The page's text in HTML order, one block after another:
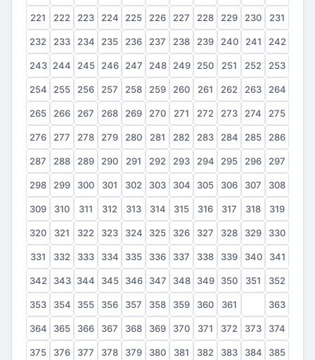
221 222 223 224 225 226 227 228 229 230 231
232 233 234 235 236 237 238 239 240 241 242
243 244 245 246 247 248 249 250 251 252 253
254 255 256 257 258 259 260 261 262 263 264
265 266 267 268 269 270 271 272 273 274 275
276 277 278 279 280 281 282 283 284 285 286
287 288 289 290 291 292 293 294 295 296 297
298 299 300 301 302 303 304 305 306 307 308
309 310 311 312 313 314 315 316 317 318 319
320 321 322 323 324 325 326 327 328 329 330
331 332 333 334 335 336 337 338 339 340 341
342 343 344 345 346 347 348 349 350 351 352
353 354 355 356 357 358 359 360 361 363
364 365 366 367 368 369 370 371 372 373 374
375 376 377 378 379 380 381 382 383 384 385